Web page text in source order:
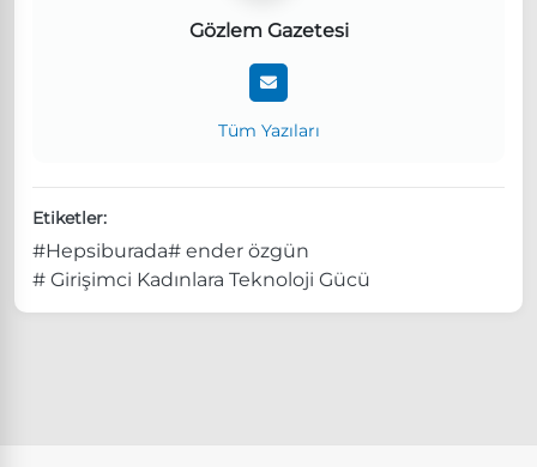
Gözlem Gazetesi
Tüm Yazıları
Etiketler:
#Hepsiburada# ender özgün
# Girişimci Kadınlara Teknoloji Gücü